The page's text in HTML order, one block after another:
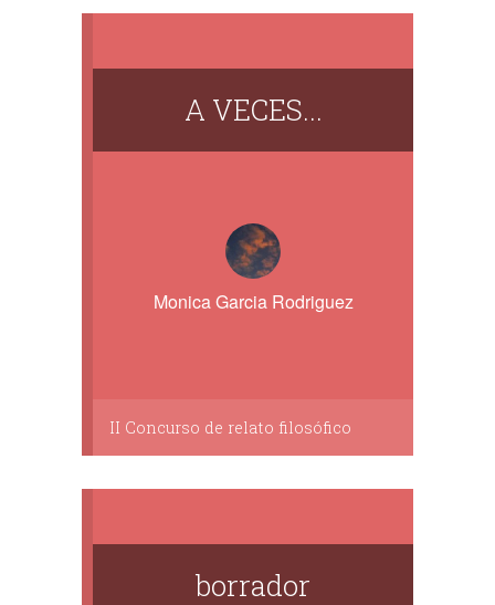
A VECES...
Monica Garcia Rodriguez
II Concurso de relato filosófico
borrador